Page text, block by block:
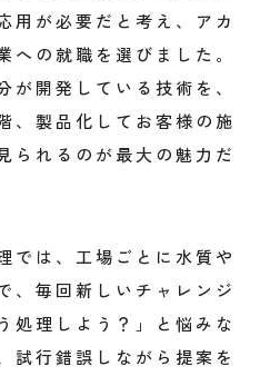
用が必要だと考え、アカ
への就職を選びました。
が開発している技術を、
、製品化してお客様の施
られるのが最大の魅力だ
では、工場ごとに水質や
、毎回新しいチャレンジ
処理しよう？」と悩みな
試行錯誤しながら提案を